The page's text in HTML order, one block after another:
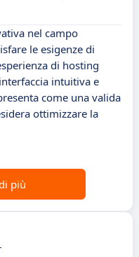
nel campo
le esigenze di
di hosting
intuitiva e
come una valida
ottimizzare la
più